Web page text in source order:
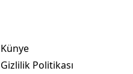
Künye
Gizlilik Politikası